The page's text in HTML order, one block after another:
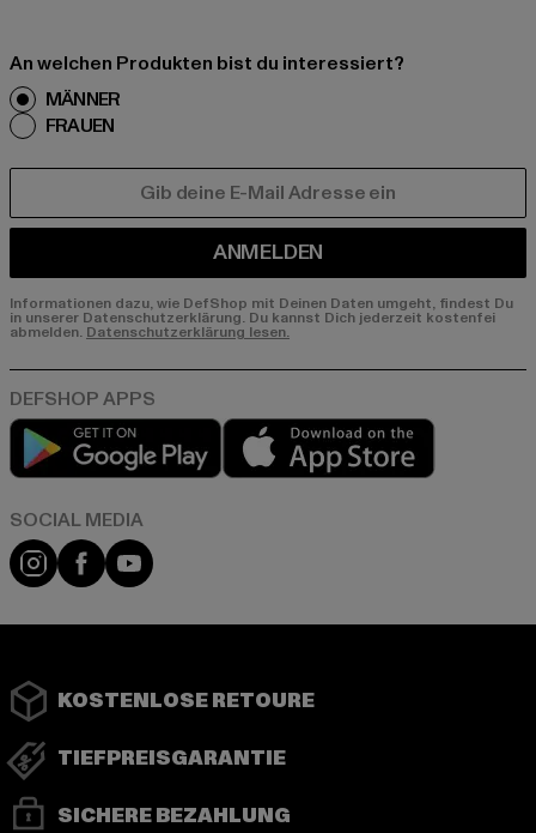
An welchen Produkten bist du interessiert?
MÄNNER
FRAUEN
ANMELDEN
Informationen dazu, wie DefShop mit Deinen Daten umgeht, findest Du
in unserer Datenschutzerklärung. Du kannst Dich jederzeit kostenfei
abmelden. Datenschutzerklärung lesen.
Play market
Instagram
FacebookYouTube
KOSTENLOSE RETOURE
TIEFPREISGARANTIE
SICHERE BEZAHLUNG